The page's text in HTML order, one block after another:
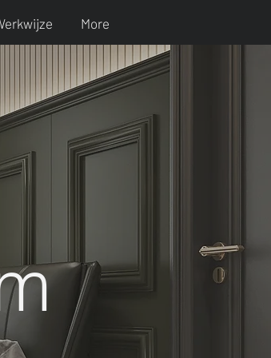
More